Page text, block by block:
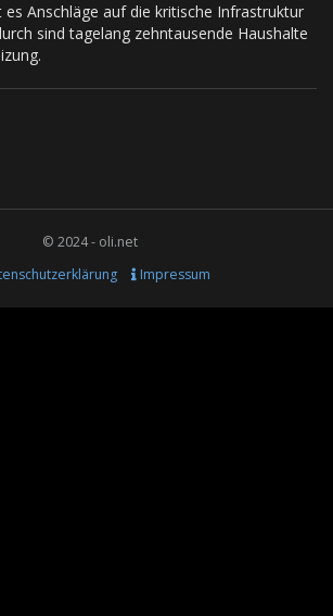
Anschläge auf die kritische Infrastruktur
sind tagelang zehntausende Haushalte
© 2024 - oli.net
Impressum